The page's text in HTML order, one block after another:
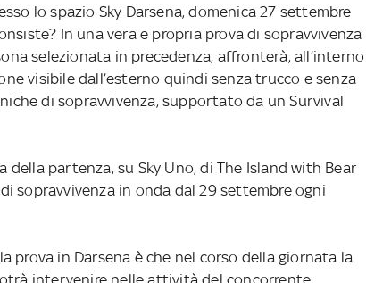
lo spazio Sky Darsena, domenica 27 settembre
In una vera e propria prova di sopravvivenza
selezionata in precedenza, affronterà, all’interno
visibile dall’esterno quindi senza trucco e senza
di sopravvivenza, supportato da un Survival
partenza, su Sky Uno, di The Island with Bear
sopravvivenza in onda dal 29 settembre ogni
prova in Darsena è che nel corso della giornata la